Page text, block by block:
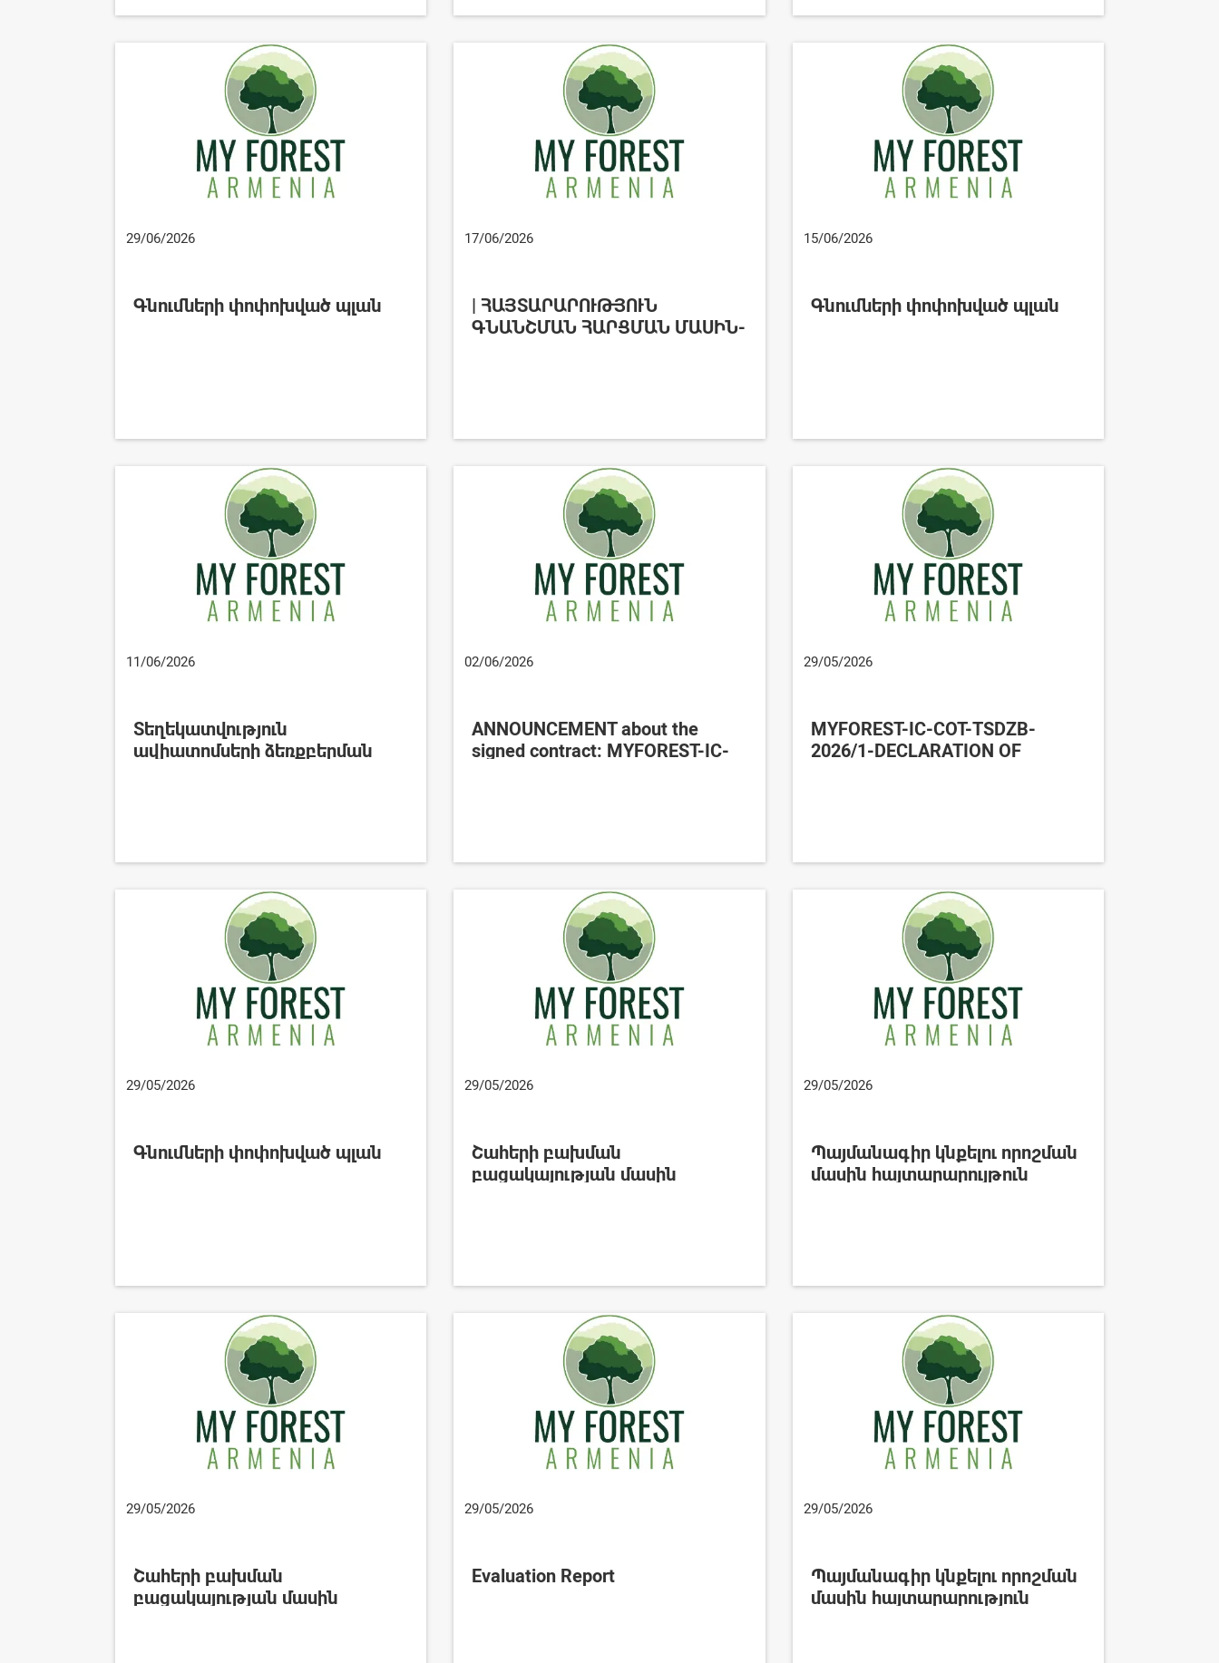
29/06/2026
Գնումների փոփոխված պլան
17/06/2026
| ՀԱՅՏԱՐԱՐՈՒԹՅՈՒՆ
ԳՆԱՆՇՄԱՆ ՀԱՐՑՄԱՆ ՄԱՍԻՆ-
15/06/2026
Գնումների փոփոխված պլան
11/06/2026
Տեղեկատվություն
ավիատոմսերի ձեռքբերման
02/06/2026
ANNOUNCEMENT about the
signed contract: MYFOREST-IC-
29/05/2026
MYFOREST-IC-COT-TSDZB-
2026/1-DECLARATION OF
29/05/2026
Գնումների փոփոխված պլան
29/05/2026
Շահերի բախման
բացակայության մասին
29/05/2026
Պայմանագիր կնքելու որոշման
մասին հայտարարույթուն
29/05/2026
Շահերի բախման
բացակայության մասին
29/05/2026
Evaluation Report
29/05/2026
Պայմանագիր կնքելու որոշման
մասին հայտարարություն